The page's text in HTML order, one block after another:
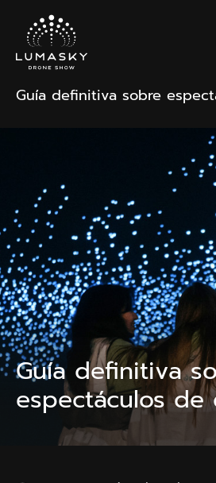
Guía definitiva sobre
Guía definitiva
espectáculos de